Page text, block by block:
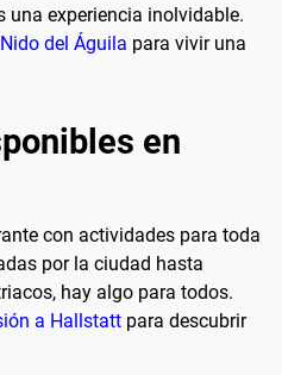
una experiencia inolvidable.
del Águila para vivir una
en
con actividades para toda
por la ciudad hasta
hay algo para todos.
a Hallstatt para descubrir